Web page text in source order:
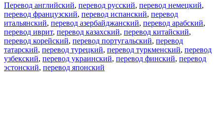
Перевод английский, перевод русский, перевод немецкий,
перевод французский, перевод испанский, перевод
итальянский, перевод азербайджанский, перевод арабский,
перевод иврит, перевод казахский, перевод китайский,
перевод корейский, перевод португальский, перевод
татарский, перевод турецкий, перевод туркменский, перевод
узбекский, перевод украинский, перевод финский, перевод
эстонский, перевод японский